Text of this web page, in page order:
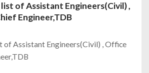
of Assistant Engineers(Civil) ,
Engineer,TDB
Assistant Engineers(Civil) , Office